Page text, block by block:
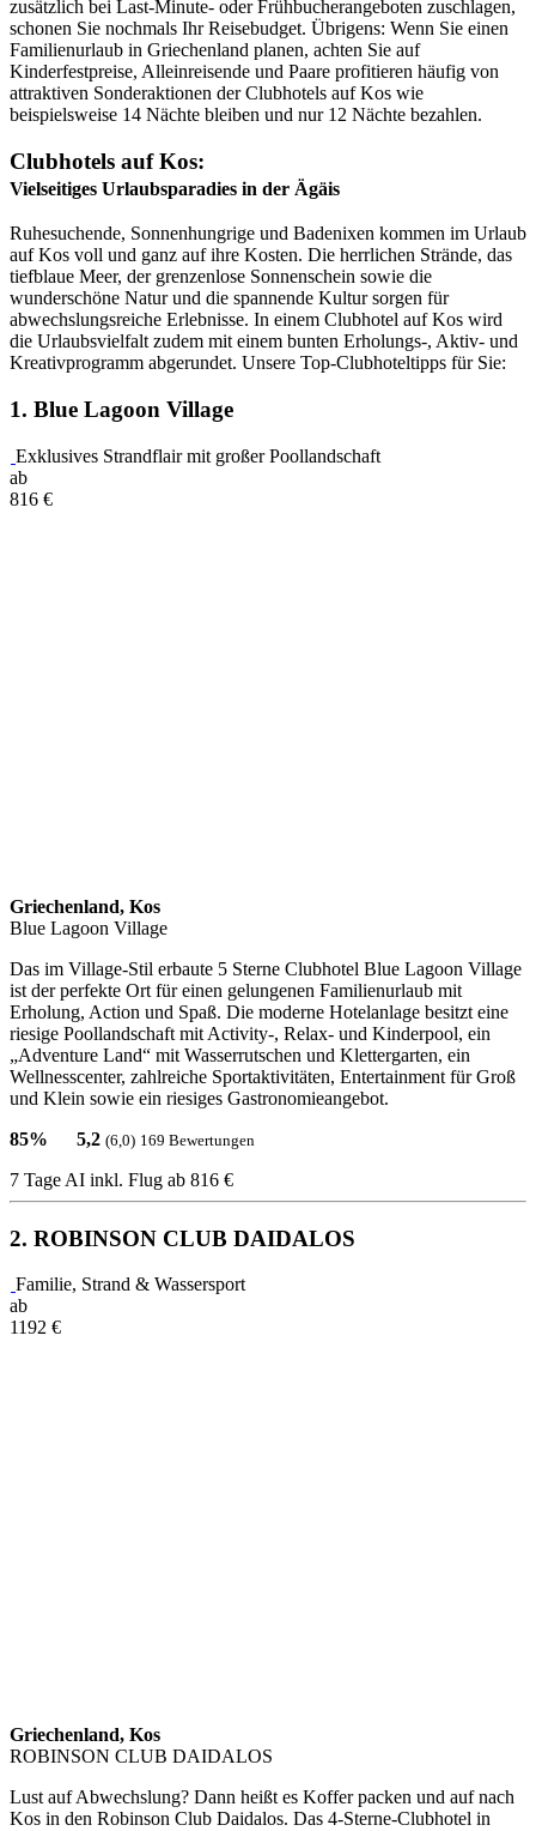
zusätzlich bei Last-Minute- oder Frühbucherangeboten zuschlagen,
schonen Sie nochmals Ihr Reisebudget. Übrigens: Wenn Sie einen
Familienurlaub in Griechenland planen, achten Sie auf
Kinderfestpreise, Alleinreisende und Paare profitieren häufig von
attraktiven Sonderaktionen der Clubhotels auf Kos wie
beispielsweise 14 Nächte bleiben und nur 12 Nächte bezahlen.
Clubhotels auf Kos:
Vielseitiges Urlaubsparadies in der Ägäis
Ruhesuchende, Sonnenhungrige und Badenixen kommen im Urlaub
auf Kos voll und ganz auf ihre Kosten. Die herrlichen Strände, das
tiefblaue Meer, der grenzenlose Sonnenschein sowie die
wunderschöne Natur und die spannende Kultur sorgen für
abwechslungsreiche Erlebnisse. In einem Clubhotel auf Kos wird
die Urlaubsvielfalt zudem mit einem bunten Erholungs-, Aktiv- und
Kreativprogramm abgerundet. Unsere Top-Clubhoteltipps für Sie:
1. Blue Lagoon Village
Exklusives Strandflair mit großer Poollandschaft
ab
816 €
Griechenland, Kos
Blue Lagoon Village
Das im Village-Stil erbaute 5 Sterne Clubhotel Blue Lagoon Village
ist der perfekte Ort für einen gelungenen Familienurlaub mit
Erholung, Action und Spaß. Die moderne Hotelanlage besitzt eine
riesige Poollandschaft mit Activity-, Relax- und Kinderpool, ein
„Adventure Land“ mit Wasserrutschen und Klettergarten, ein
Wellnesscenter, zahlreiche Sportaktivitäten, Entertainment für Groß
und Klein sowie ein riesiges Gastronomieangebot.
85%
5,2 (6,0) 169 Bewertungen
7 Tage AI inkl. Flug ab 816 €
2. ROBINSON CLUB DAIDALOS
Familie, Strand & Wassersport
ab
1192 €
Griechenland, Kos
ROBINSON CLUB DAIDALOS
Lust auf Abwechslung? Dann heißt es Koffer packen und auf nach
Kos in den Robinson Club Daidalos. Das 4-Sterne-Clubhotel in